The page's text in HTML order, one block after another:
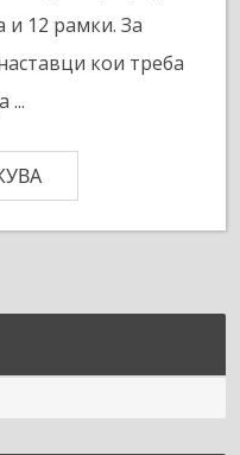
и 12 рамки. За
кои треба
...